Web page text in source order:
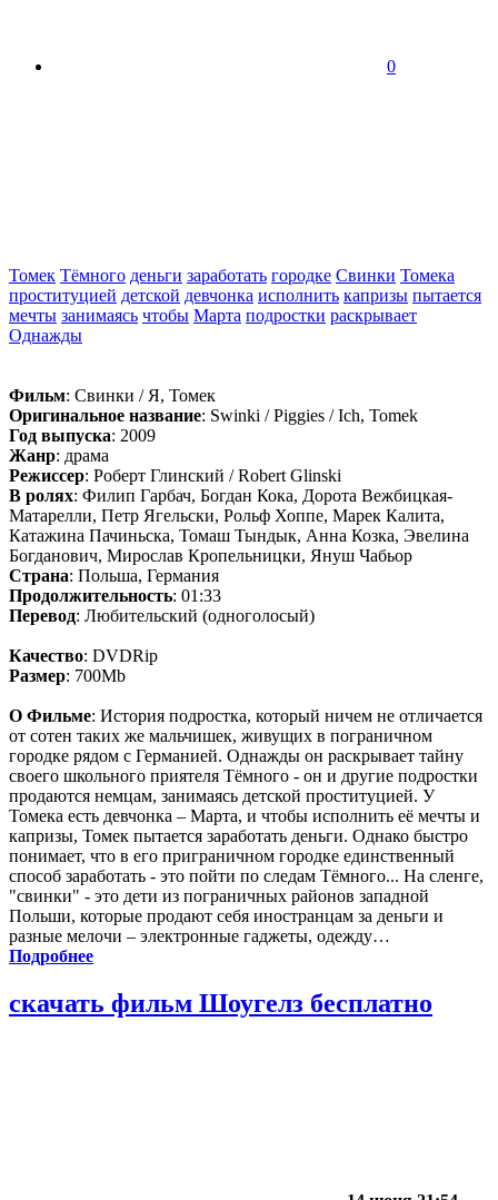
0
Томек Тёмного деньги заработать городке Свинки Томека
проституцией детской девчонка исполнить капризы пытается
мечты занимаясь чтобы Марта подростки раскрывает
Однажды
Фильм: Свинки / Я, Томек
Оригинальное название: Swinki / Piggies / Ich, Tomek
Год выпуска: 2009
Жанр: драма
Режиссер: Роберт Глинский / Robert Glinski
В ролях: Филип Гарбач, Богдан Кока, Дорота Вежбицкая-
Матарелли, Петр Ягельски, Рольф Хоппе, Марек Калита,
Катажина Пачиньска, Томаш Тындык, Анна Козка, Эвелина
Богданович, Мирослав Кропельницки, Януш Чабьор
Страна: Польша, Германия
Продолжительность: 01:33
Перевод: Любительский (одноголосый)
Качество: DVDRip
Размер: 700Mb
О Фильме: История подростка, который ничем не отличается
от сотен таких же мальчишек, живущих в пограничном
городке рядом с Германией. Однажды он раскрывает тайну
своего школьного приятеля Тёмного - он и другие подростки
продаются немцам, занимаясь детской проституцией. У
Томека есть девчонка – Марта, и чтобы исполнить её мечты и
капризы, Томек пытается заработать деньги. Однако быстро
понимает, что в его приграничном городке единственный
способ заработать - это пойти по следам Тёмного... На сленге,
"свинки" - это дети из пограничных районов западной
Польши, которые продают себя иностранцам за деньги и
разные мелочи – электронные гаджеты, одежду…
Подробнее
скачать фильм Шоугелз бесплатно